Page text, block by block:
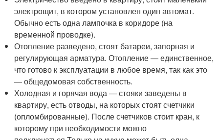
электрощит, в котором установлен один автомат.
Обычно есть одна лампочка в коридоре (на
временной проводке).
Отопление разведено, стоят батареи, запорная и
регулирующая арматура. Отопление — единственное,
что готово к эксплуатации в любое время, так как это
— общедомовая собственность.
Холодная и горячая вода — стояки заведены в
квартиру, есть отводы, на которых стоят счетчики
(опломбированные). После счетчиков стоит кран, к
которому при необходимости можно